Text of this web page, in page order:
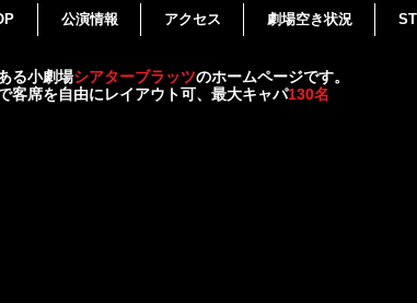
公演情報 アクセス 劇場空き状況
る小劇場シアターブラッツのホームページです。
客席を自由にレイアウト可、最大キャパ130名